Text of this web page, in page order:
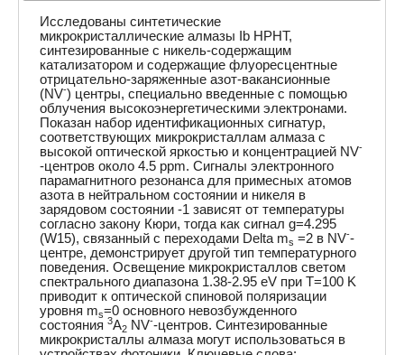
Исследованы синтетические
микрокристаллические алмазы Ib HPHT,
синтезированные с никель-содержащим
катализатором и содержащие флуоресцентные
отрицательно-заряженные азот-вакансионные
(NV-) центры, специально введенные с помощью
облучения высокоэнергетическими электронами.
Показан набор идентификационных сигнатур,
соответствующих микрокристаллам алмаза с
высокой оптической яркостью и концентрацией NV-
-центров около 4.5 ppm. Сигналы электронного
парамагнитного резонанса для примесных атомов
азота в нейтральном состоянии и никеля в
зарядовом состоянии -1 зависят от температуры
согласно закону Кюри, тогда как сигнал g=4.295
(W15), связанный с переходами Delta ms =2 в NV--
центре, демонстрирует другой тип температурного
поведения. Освещение микрокристаллов светом
спектрального диапазона 1.38-2.95 eV при T=100 K
приводит к оптической спиновой поляризации
уровня ms=0 основного невозбужденного
состояния3A2 NV--центров. Синтезированные
микрокристаллы алмаза могут использоваться в